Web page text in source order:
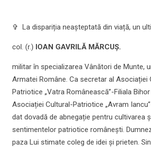
✞ La dispariția neașteptată din viață, un
col. (r.) IOAN GAVRILĂ MĂRCUȘ.
militar în specializarea Vânători de Munte,
Armatei Române. Ca secretar al Asociației
Patriotice „Vatra Românească”-Filiala
Asociației Cultural-Patriotice „Avram
dat dovadă de abnegație pentru cultivarea
sentimentelor patriotice românești.
paza Lui stimate coleg de idei și prieten.